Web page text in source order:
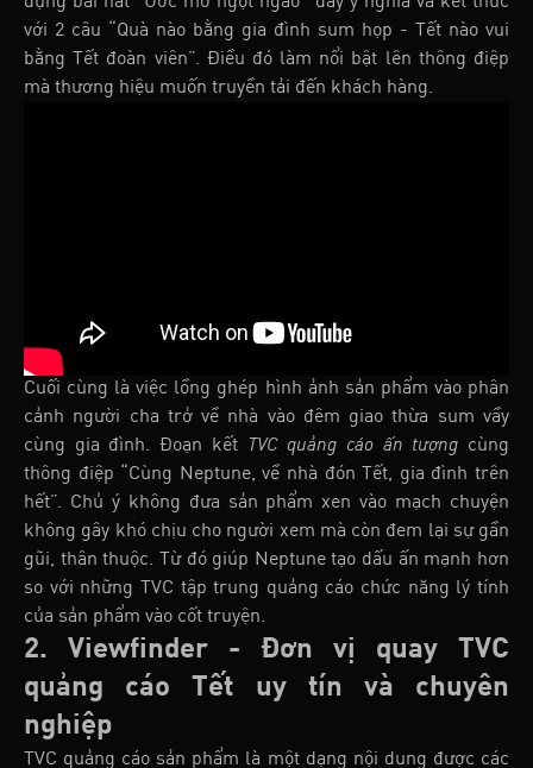
với 2 câu “Quà nào bằng gia đình sum họp - Tết nào vui
bằng Tết đoàn viên”. Điều đó làm nổi bật lên thông điệp
mà thương hiệu muốn truyền tải đến khách hàng.
Cuối cùng là việc lồng ghép hình ảnh sản phẩm vào phân
cảnh người cha trở về nhà vào đêm giao thừa sum vầy
cùng gia đình. Đoạn kết
TVC quảng cáo ấn tượng cùng
thông điệp “Cùng Neptune, về nhà đón Tết, gia đình trên
hết”. Chủ ý không đưa sản phẩm xen vào mạch chuyện
không gây khó chịu cho người xem mà còn đem lại sự gần
gũi, thân thuộc. Từ đó giúp Neptune tạo dấu ấn mạnh hơn
so với những TVC tập trung quảng cáo chức năng lý tính
của sản phẩm vào cốt truyện.
2. Viewfinder - Đơn vị quay TVC
quảng cáo Tết uy tín và chuyên
nghiệp
TVC quảng cáo sản phẩm là một dạng nội dung được các